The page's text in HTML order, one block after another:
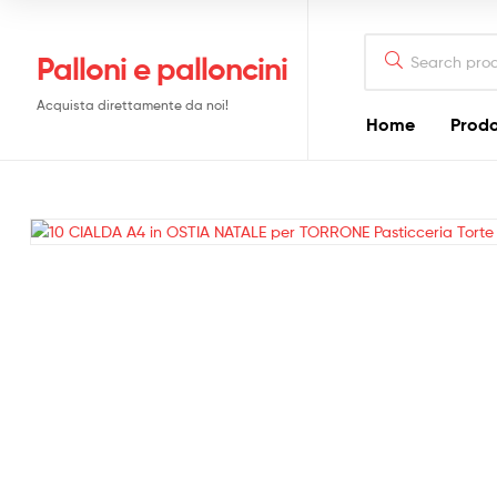
Palloni e palloncini
Acquista direttamente da noi!
for:
Home